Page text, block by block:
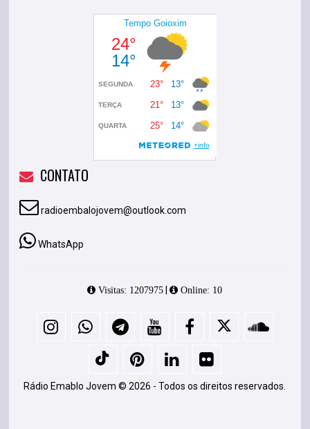
CONTATO
radioembalojovem@outlook.com
WhatsApp
Visitas: 1207975 | Online: 10
Rádio Emablo Jovem © 2026 - Todos os direitos reservados.